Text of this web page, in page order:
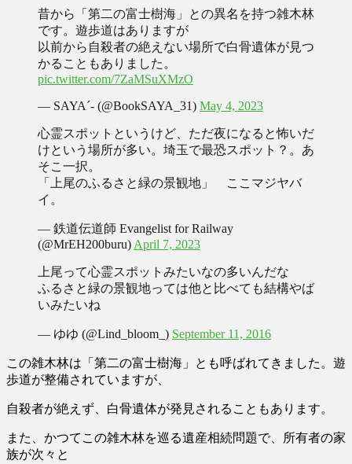
昔から「第二の富士樹海」との異名を持つ雑木林
です。遊歩道はありますが
以前から自殺者の絶えない場所で白骨遺体が見つ
かることもありました。
pic.twitter.com/7ZaMSuXMzO
— SAYA´- (@BookSAYA_31) May 4, 2023
心霊スポットというけど、ただ夜になると怖いだ
けという場所が多い。埼玉で最恐スポット？。あ
そこ一択。
「上尾のふるさと緑の景観地」 ここマジヤバ
イ。
— 鉄道伝道師 Evangelist for Railway
(@MrEH200buru) April 7, 2023
上尾って心霊スポットみたいなの多いんだな
ふるさと緑の景観地っては他と比べても結構やば
いみたいね
— ゆゆ (@Lind_bloom_) September 11, 2016
この雑木林は 「第二の富士樹海」
とも呼ばれてきました。遊
歩道が整備されていますが、
自殺者が絶えず、白骨遺体が発見されることもあります。
また、かつてこの雑木林を巡る遺産相続問題で、所有者の家
族が次々と